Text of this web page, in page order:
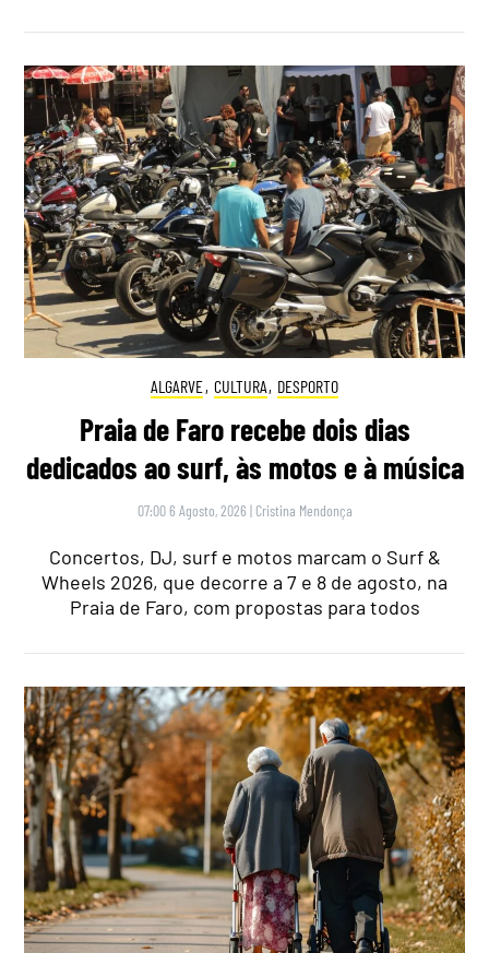
ALGARVE, CULTURA, DESPORTO
Praia de Faro recebe dois dias
dedicados ao surf, às motos e à música
07:00 6 Agosto, 2026 | Cristina Mendonça
Concertos, DJ, surf e motos marcam o Surf &
Wheels 2026, que decorre a 7 e 8 de agosto, na
Praia de Faro, com propostas para todos